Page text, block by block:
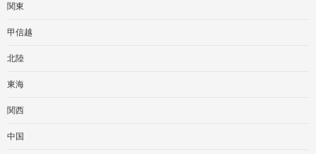
関東
甲信越
北陸
東海
関西
中国